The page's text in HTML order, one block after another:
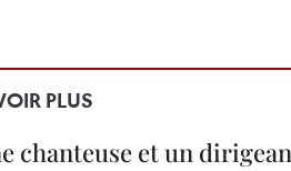
PLUS
chanteuse et un